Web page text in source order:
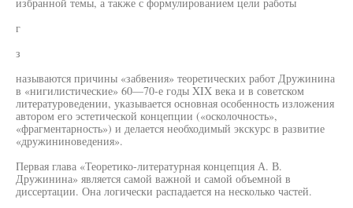
г
з
называются причины «забвения» теоретических работ Дружинина
в «нигилистические» 60—70-е годы XIX века и в советском
литературоведении, указывается основная особенность изложения
автором его эстетической концепции («осколочность»,
«фрагментарность») и делается необходимый экскурс в развитие
«дружининоведения».
Первая глава «Теоретико-литературная концепция А. В.
Дружинина» является самой важной и самой объемной в
диссертации. Она логически распадается на несколько частей.